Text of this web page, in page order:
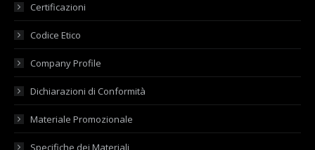
Certificazioni
Codice Etico
Company Profile
Dichiarazioni di Conformità
Materiale Promozionale
Specifiche dei Materiali